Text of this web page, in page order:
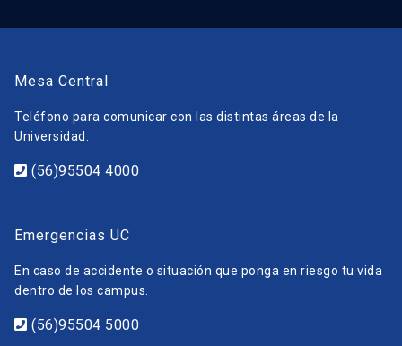
Mesa Central
Teléfono para comunicar con las distintas áreas de la
Universidad.
(56)95504 4000
Emergencias UC
En caso de accidente o situación que ponga en riesgo tu vida
dentro de los campus.
(56)95504 5000